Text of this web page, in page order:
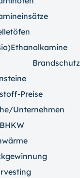
Brandschutz
Preise
Unternehmen